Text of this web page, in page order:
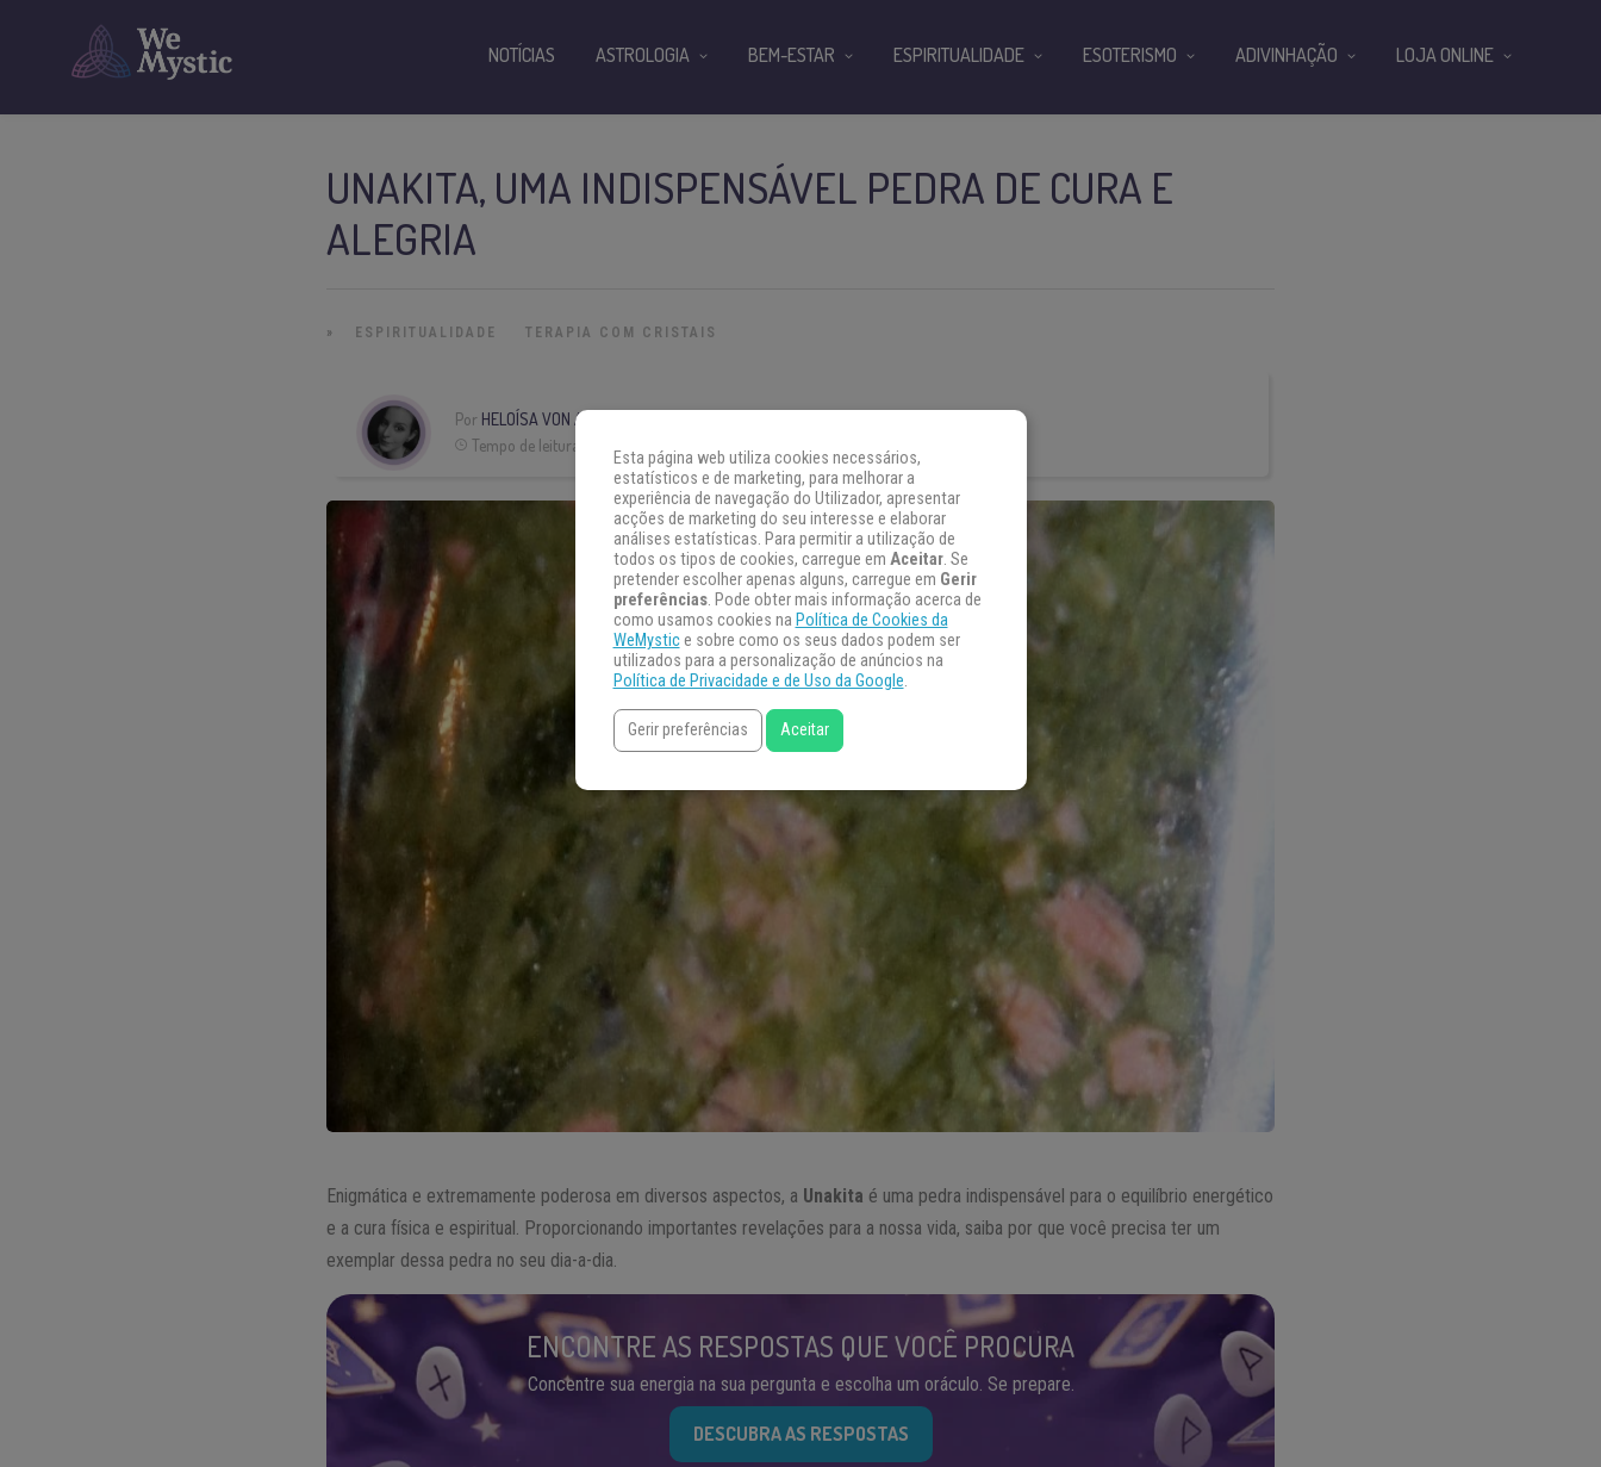
UNAKITA, UMA INDISPENSÁVEL PEDRA DE CURA E
ALEGRIA
» ESPIRITUALIDADE TERAPIA COM CRISTAIS
Por HELOÍSA VON AH
Tempo de leitura:
Enigmática e extremamente poderosa em diversos aspectos, a Unakita é uma pedra indispensável para o equilíbrio energético
e a cura física e espiritual. Proporcionando importantes revelações para a nossa vida, saiba por que você precisa ter um
exemplar dessa pedra no seu dia-a-dia.
ENCONTRE AS RESPOSTAS QUE VOCÊ PROCURA
Concentre sua energia na sua pergunta e escolha um oráculo. Se prepare.
DESCUBRA AS RESPOSTAS
NOTÍCIAS ASTROLOGIA BEM-ESTAR ESPIRITUALIDADE ESOTERISMO ADIVINHAÇÃO LOJA ONLINE
Esta página web utiliza cookies necessários,
estatísticos e de marketing, para melhorar a
experiência de navegação do Utilizador, apresentar
acções de marketing do seu interesse e elaborar
análises estatísticas. Para permitir a utilização de
todos os tipos de cookies, carregue em Aceitar. Se
pretender escolher apenas alguns, carregue em Gerir
preferências. Pode obter mais informação acerca de
como usamos cookies na Política de Cookies da
WeMystice sobre como os seus dados podem ser
utilizados para a personalização de anúncios na
Política de Privacidade e de Uso da Google.
Gerir preferências Aceitar